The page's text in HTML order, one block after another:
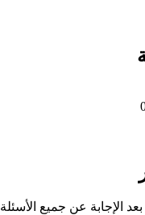
بعد الإجابة عن جميع الأسئلة.